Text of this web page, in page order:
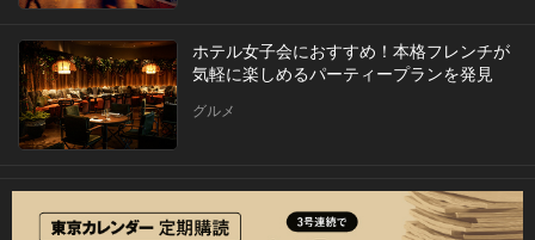
ホテル女子会におすすめ！本格フレンチが
気軽に楽しめるパーティープランを発見
グルメ